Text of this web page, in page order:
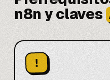
n8n y claves
!